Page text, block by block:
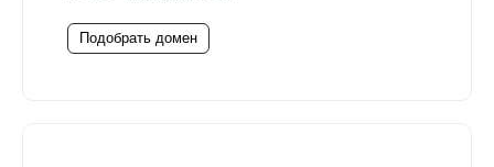
Подобрать домен